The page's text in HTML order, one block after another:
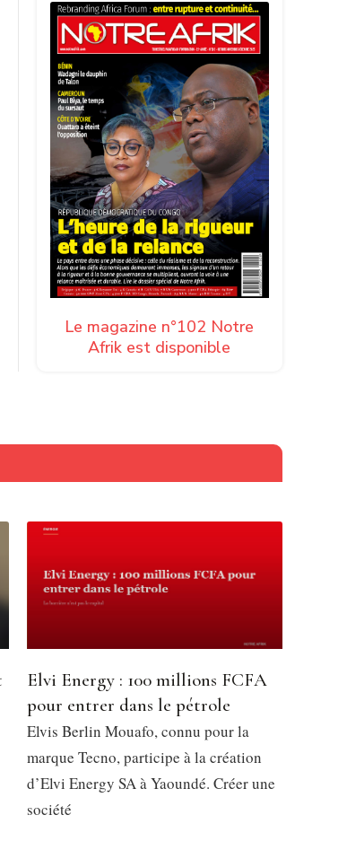
Le magazine n°102 Notre
Afrik est disponible
Elvi Energy : 100 millions FCFA
pour entrer dans le pétrole
Elvis Berlin Mouafo, connu pour la
marque Tecno, participe à la création
d’Elvi Energy SA à Yaoundé. Créer une
société